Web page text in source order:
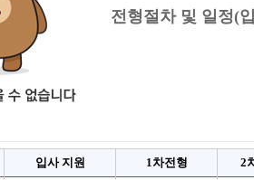
전형절차 및 일정(
입사 지원 1차전형 2